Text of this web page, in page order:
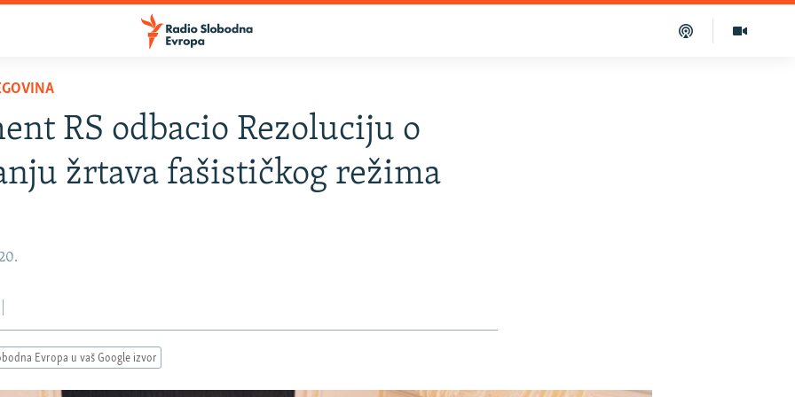
RS odbacio Rezoluciju o
žrtava fašističkog režima
Evropa u vaš Google izvor